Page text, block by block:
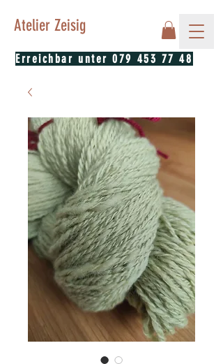
Erreichbar unter079 453 77 48
Atelier Zeisig